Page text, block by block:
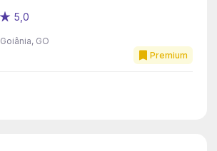
Premium
5,0
Goiânia, GO